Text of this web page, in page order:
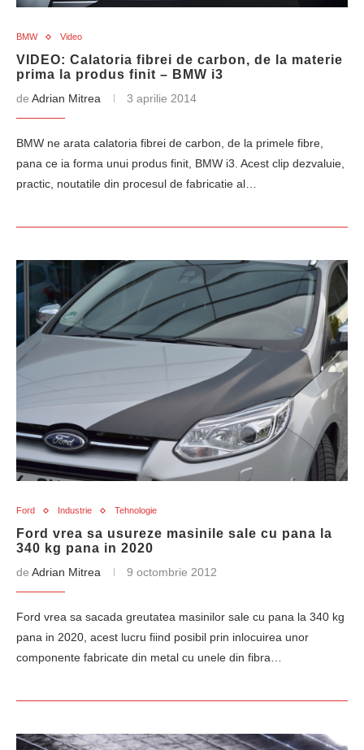
BMW Video
VIDEO: Calatoria fibrei de carbon, de la materie
prima la produs finit – BMW i3
de Adrian Mitrea 3 aprilie 2014
BMW ne arata calatoria fibrei de carbon, de la primele fibre,
pana ce ia forma unui produs finit, BMW i3. Acest clip dezvaluie,
practic, noutatile din procesul de fabricatie al…
Ford Industrie Tehnologie
Ford vrea sa usureze masinile sale cu pana la
340 kg pana in 2020
de Adrian Mitrea 9 octombrie 2012
Ford vrea sa sacada greutatea masinilor sale cu pana la 340 kg
pana in 2020, acest lucru fiind posibil prin inlocuirea unor
componente fabricate din metal cu unele din fibra…